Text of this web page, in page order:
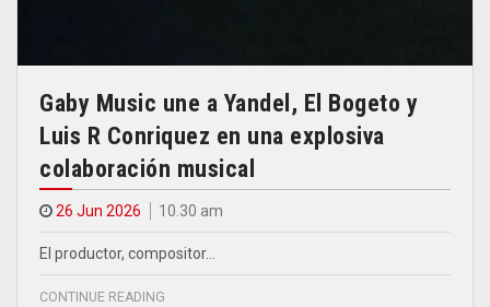
Gaby Music une a Yandel, El Bogeto y
Luis R Conriquez en una explosiva
colaboración musical
26 Jun 2026 10.30 am
El productor, compositor…
CONTINUE READING